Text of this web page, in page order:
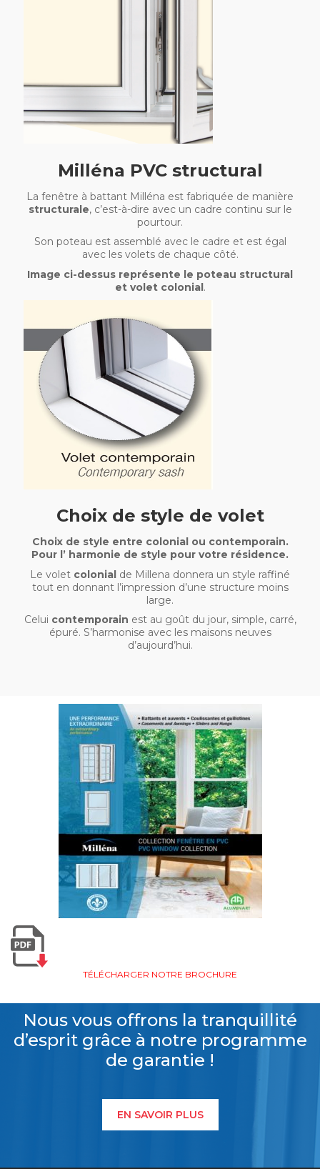
Milléna PVC structural
La fenêtre à battant Milléna est fabriquée de manière
structurale, c’est-à-dire avec un cadre continu sur le
pourtour.
Son poteau est assemblé avec le cadre et est égal
avec les volets de chaque côté.
Image ci-dessus représente le poteau structural
et volet colonial.
Choix de style de volet
Choix de style entre colonial ou contemporain.
Pour l’ harmonie de style pour votre résidence.
Le volet colonial de Millena donnera un style raffiné
tout en donnant l’impression d’une structure moins
large.
Celui contemporain est au goût du jour, simple, carré,
épuré. S’harmonise avec les maisons neuves
d’aujourd’hui.
TÉLÉCHARGER NOTRE BROCHURE
Nous vous offrons la tranquillité
d’esprit grâce à notre programme
de garantie !
EN SAVOIR PLUS